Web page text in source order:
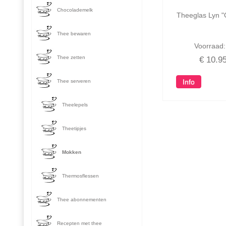
Chocolademelk
Thee bewaren
Thee zetten
Thee serveren
Theelepels
Theetipjes
Mokken
Thermosflessen
Thee abonnementen
Recepten met thee
Theeglas Lyn
Voorraad:
€